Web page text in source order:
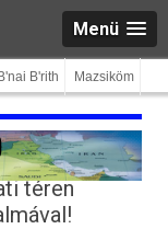
Menü
B'nai B'rith Mazsiköm
téren